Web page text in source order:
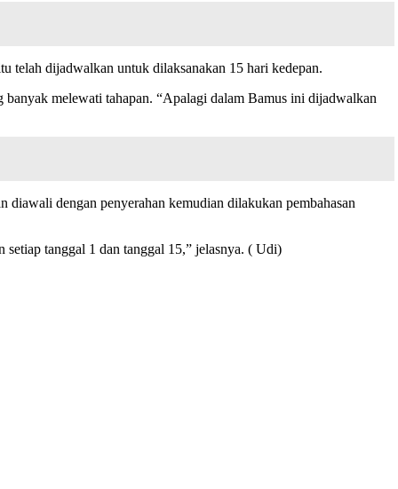
telah dijadwalkan untuk dilaksanakan 15 hari kedepan.
melewati tahapan. “Apalagi dalam Bamus ini dijadwalkan
dengan penyerahan kemudian dilakukan pembahasan
tanggal 1 dan tanggal 15,” jelasnya. ( Udi)